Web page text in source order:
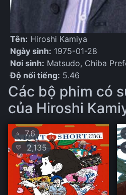
Tên: Hiroshi Kamiya
Ngày sinh: 1975-01-28
Nơi sinh: Matsudo, Chiba
Độ nổi tiếng: 5.46
Các bộ phim có
của Hiroshi
⭐7.6
💛 2,135